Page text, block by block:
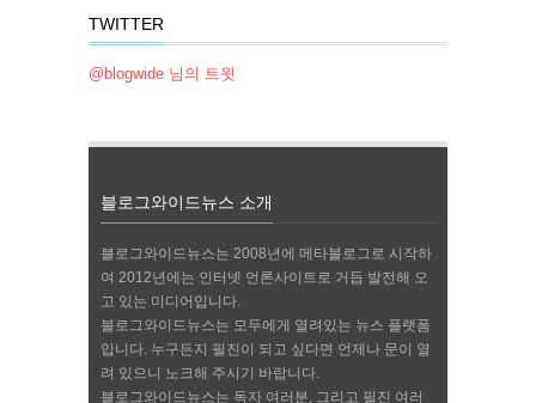
TWITTER
@blogwide 님의 트윗
블로그와이드뉴스 소개
블로그와이드뉴스는 2008년에 메타블로그로 시작하
여 2012년에는 인터넷 언론사이트로 거듭 발전해 오
고 있는 미디어입니다.
블로그와이드뉴스는 모두에게 열려있는 뉴스 플랫폼
입니다. 누구든지 필진이 되고 싶다면 언제나 문이 열
려 있으니 노크해 주시기 바랍니다.
블로그와이드뉴스는 독자 여러분, 그리고 필진 여러